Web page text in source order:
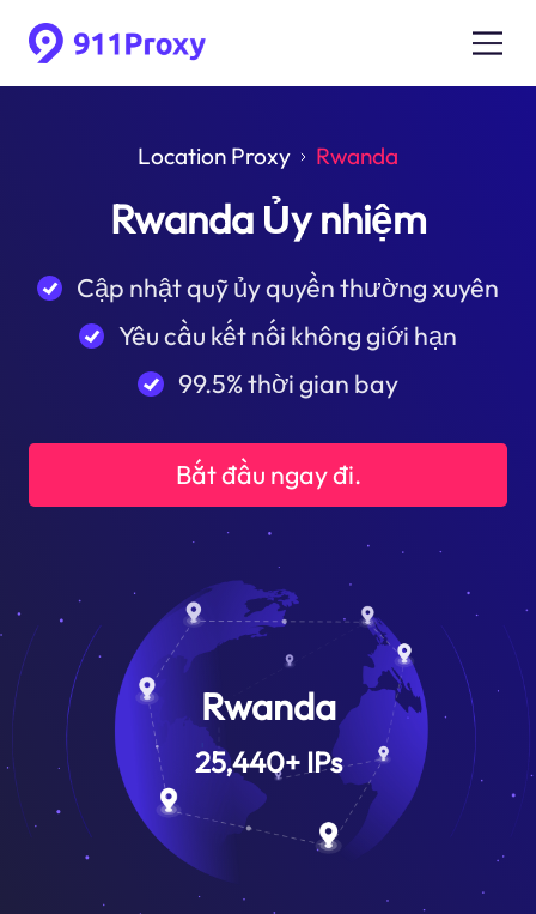
Location Proxy Rwanda
Rwanda Ủy nhiệm
Cập nhật quỹ ủy quyền thường xuyên
Yêu cầu kết nối không giới hạn
99.5% thời gian bay
Bắt đầu ngay đi.
Rwanda
25,440+IPs